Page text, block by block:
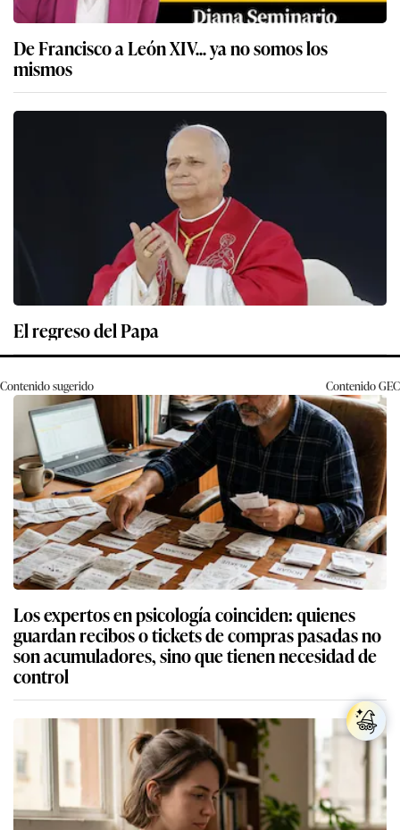
De Francisco a León XIV... ya no somos los
mismos
El regreso del Papa
Contenido sugerido ContenidoGEC
Los expertos en psicología coinciden: quienes
guardan recibos o tickets de compras pasadas no
son acumuladores, sino que tienen necesidad de
control